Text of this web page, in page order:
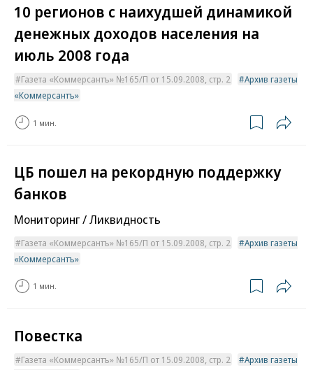
10 регионов с наихудшей динамикой
денежных доходов населения на
июль 2008 года
Газета «Коммерсантъ» №165/П от 15.09.2008, стр. 2
Архив газеты
«Коммерсантъ»
1 мин.
ЦБ пошел на рекордную поддержку
банков
Мониторинг / Ликвидность
Газета «Коммерсантъ» №165/П от 15.09.2008, стр. 2
Архив газеты
«Коммерсантъ»
1 мин.
Повестка
Газета «Коммерсантъ» №165/П от 15.09.2008, стр. 2
Архив газеты